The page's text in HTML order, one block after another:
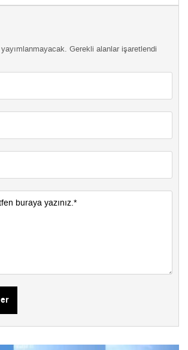
yayımlanmayacak. Gerekli alanlar işaretlendi